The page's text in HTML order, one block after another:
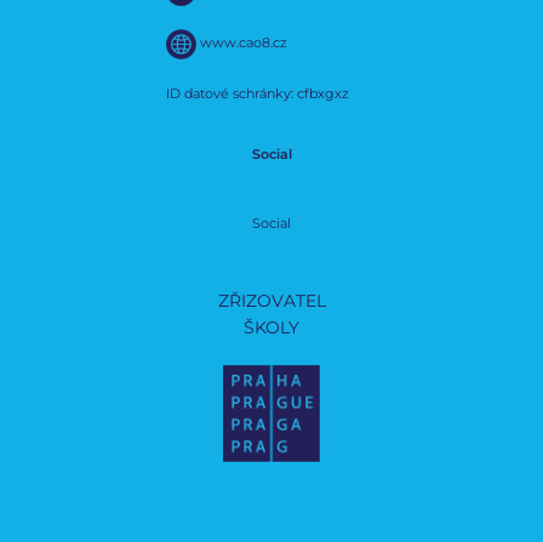
www.cao8.cz
ID datové schránky: cfbxgxz
Social
Social
ZŘIZOVATEL
ŠKOLY